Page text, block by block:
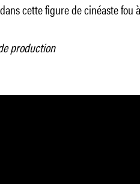
cette figure de cinéaste fou
production